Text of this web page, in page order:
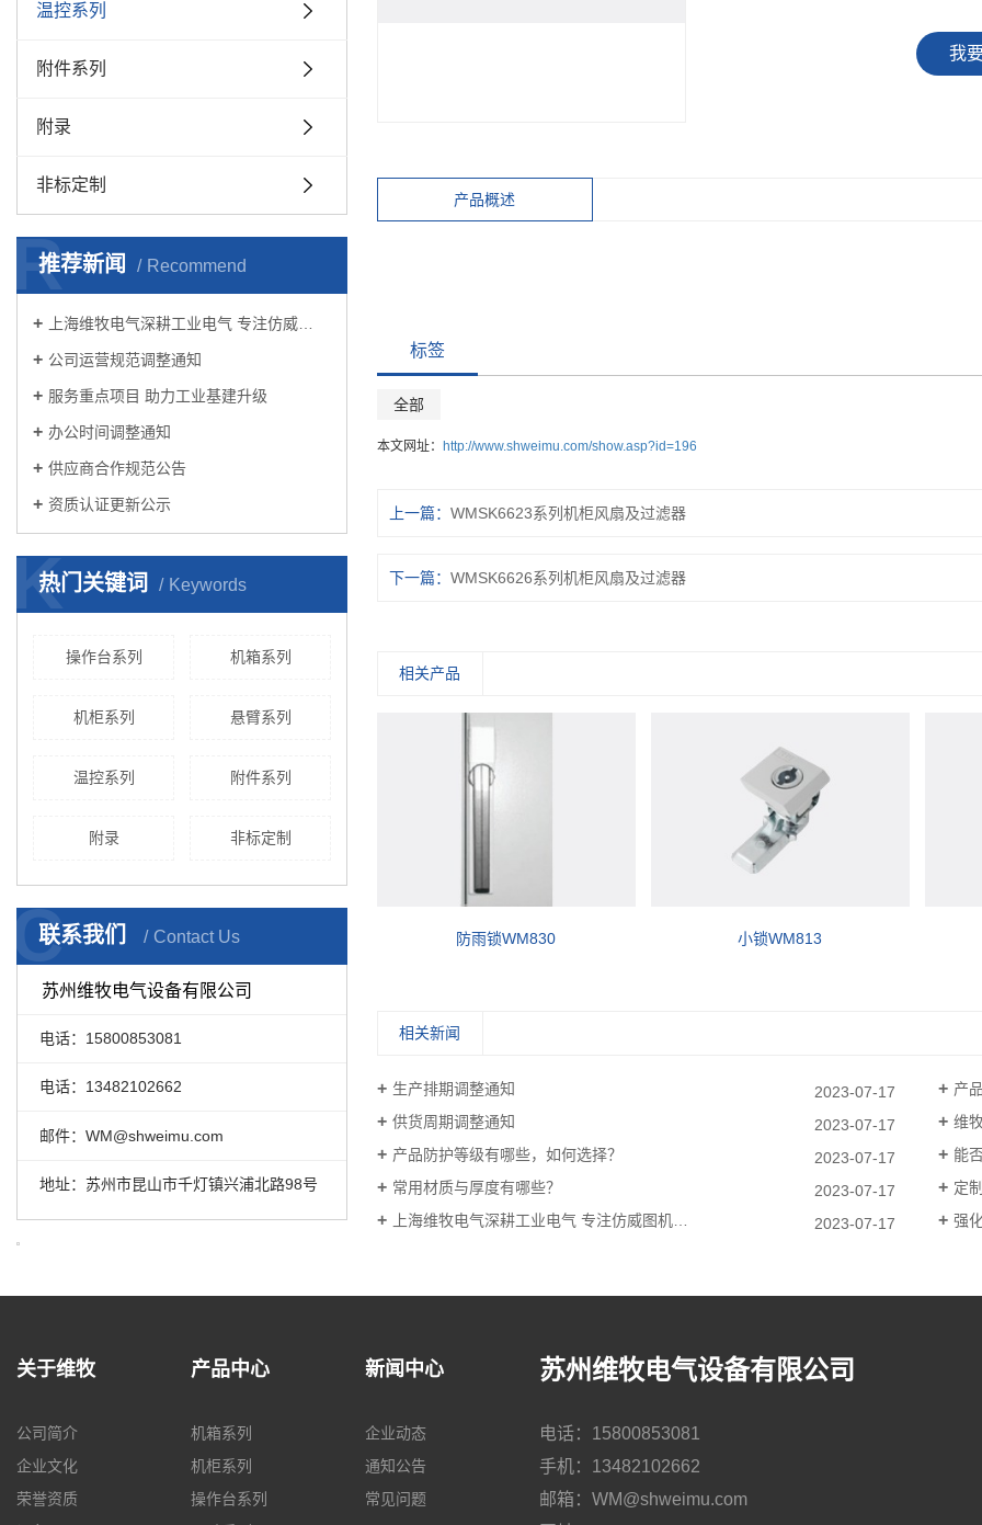
温控系列
附件系列
附录
非标定制
推荐新闻 Recommend
R
上海维牧电气深耕工业电气 专注仿威…
公司运营规范调整通知
服务重点项目 助力工业基建升级
办公时间调整通知
供应商合作规范公告
资质认证更新公示
热门关键词 Keywords
K
操作台系列 机箱系列
机柜系列 悬臂系列
温控系列 附件系列
附录 非标定制
联系我们 Contact Us
C
苏州维牧电气设备有限公司
电话：15800853081
电话：13482102662
邮件：WM@shweimu.com
地址：苏州市昆山市千灯镇兴浦北路98号
我
产品概述
标签
全部
本文网址： http://www.shweimu.com/show.asp?id=196
上一篇： WMSK6623系列机柜风扇及过滤器
下一篇： WMSK6626系列机柜风扇及过滤器
相关产品
WM控制箱柜钥匙 防雨锁WM830 小锁WM813
相关新闻
生产排期调整通知 2023-07-17
产
供货周期调整通知
2023-07-17
维
产品防护等级有哪些，如何选择？
2023-07-17
能
常用材质与厚度有哪些？
2023-07-17
定
上海维牧电气深耕工业电气 专注仿威图机…
2023-07-17 强
关于维牧
公司简介
企业文化
荣誉资质
产品中心
机箱系列
机柜系列
操作台系列
新闻中心
企业动态
通知公告
常见问题
苏州维牧电气设备有限公司
电话：15800853081
手机：13482102662
邮箱：WM@shweimu.com